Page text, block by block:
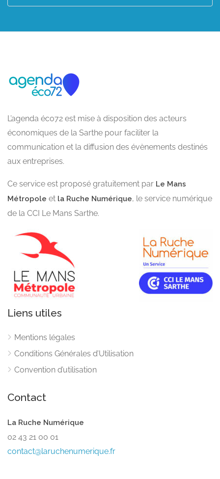
L’agenda éco72 est mise à disposition des acteurs
économiques de la Sarthe pour faciliter la
communication et la diffusion des évènements destinés
aux entreprises.
Ce service est proposé gratuitement par Le Mans
Métropole et la Ruche Numérique, le service numérique
de la CCI Le Mans Sarthe.
Liens utiles
Mentions légales
Conditions Générales d’Utilisation
Convention d’utilisation
Contact
La Ruche Numérique
02 43 21 00 01
contact@laruchenumerique.fr